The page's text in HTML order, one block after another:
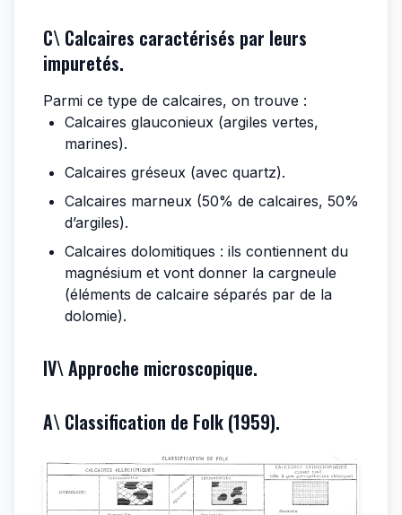
C\ Calcaires caractérisés par leurs
impuretés.
Parmi ce type de calcaires, on trouve :
Calcaires glauconieux (argiles vertes,
marines).
Calcaires gréseux (avec quartz).
Calcaires marneux (50% de calcaires, 50%
d’argiles).
Calcaires dolomitiques : ils contiennent du
magnésium et vont donner la cargneule
(éléments de calcaire séparés par de la
dolomie).
IV\ Approche microscopique.
A\ Classification de Folk (1959).